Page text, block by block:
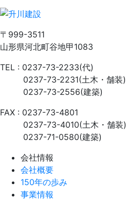
〒999-3511
山形県河北町谷地甲1083
TEL : 0237-73-2233(代)
0237-73-2231(土木・舗装)
0237-73-2556(建築)
FAX : 0237-73-4801
0237-73-4010(土木・舗装)
0237-71-0580(建築)
会社情報
会社概要
150年の歩み
事業情報